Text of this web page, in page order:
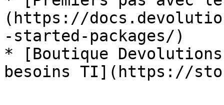
(https://
-started-packages/)
* [Boutique
besoins TI](https://